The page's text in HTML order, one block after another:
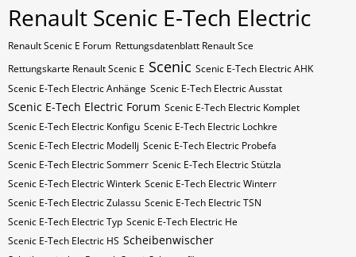
Renault Scenic E-Tech Electric
Renault Scenic E Forum Rettungsdatenblatt Renault Sce
Rettungskarte Renault Scenic E Scenic Scenic E-Tech Electric AHK
Scenic E-Tech Electric Anhänge Scenic E-Tech Electric Ausstat
Scenic E-Tech Electric Forum Scenic E-Tech Electric Komplet
Scenic E-Tech Electric Konfigu Scenic E-Tech Electric Lochkre
Scenic E-Tech Electric Modellj Scenic E-Tech Electric Probefa
Scenic E-Tech Electric Sommerr Scenic E-Tech Electric Stützla
Scenic E-Tech Electric Winterk Scenic E-Tech Electric Winterr
Scenic E-Tech Electric Zulassu Scenic E-Tech Electric​​​​ TSN
Scenic E-Tech Electric​​​​ Typ Scenic E-Tech Electric​​​​​ He
Scenic E-Tech Electric​​​​​ HS Scheibenwischer